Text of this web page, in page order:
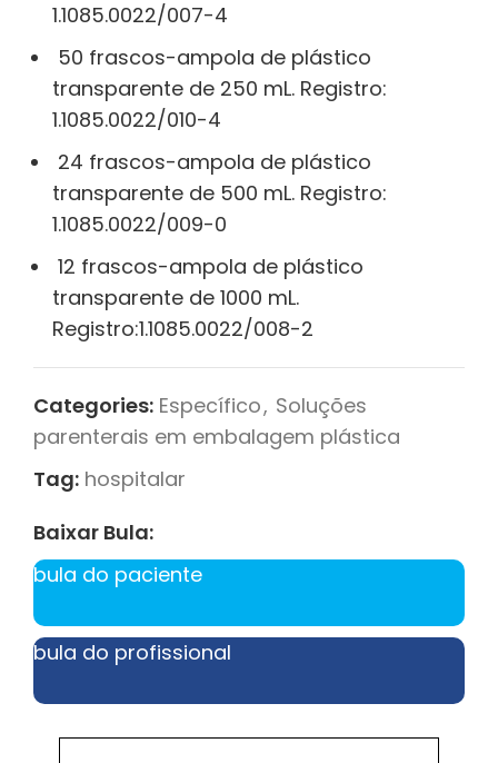
1.1085.0022/007-4
50 frascos-ampola de plástico
transparente de 250 mL. Registro:
1.1085.0022/010-4
24 frascos-ampola de plástico
transparente de 500 mL. Registro:
1.1085.0022/009-0
12 frascos-ampola de plástico
transparente de 1000 mL.
Registro:1.1085.0022/008-2
Categories: Específico, Soluções
parenterais em embalagem plástica
Tag: hospitalar
Baixar Bula:
bula do paciente
bula do profissional